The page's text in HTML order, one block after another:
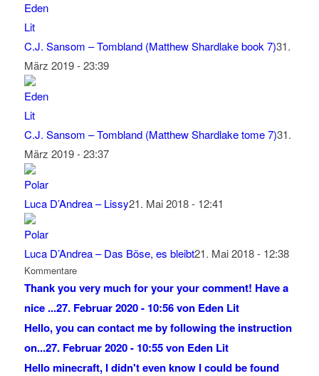
C.J. Sansom – Tombland (Matthew Shardlake book 7)31.
März 2019 - 23:39
C.J. Sansom – Tombland (Matthew Shardlake tome 7)31.
März 2019 - 23:37
Luca D’Andrea – Lissy21. Mai 2018 - 12:41
Luca D’Andrea – Das Böse, es bleibt21. Mai 2018 - 12:38
Kommentare
Thank you very much for your your comment! Have a
nice ...27. Februar 2020 - 10:56 von Eden Lit
Hello, you can contact me by following the instruction
on...27. Februar 2020 - 10:55 von Eden Lit
Hello minecraft, I didn't even know I could be found